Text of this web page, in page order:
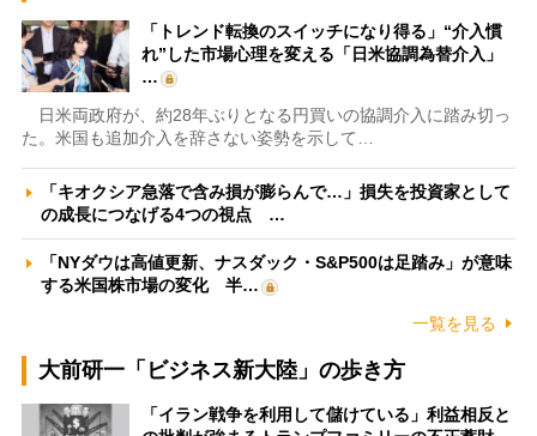
「トレンド転換のスイッチになり得る」“介入慣
れ”した市場心理を変える「日米協調為替介入」
…
日米両政府が、約28年ぶりとなる円買いの協調介入に踏み切っ
た。米国も追加介入を辞さない姿勢を示して…
「キオクシア急落で含み損が膨らんで…」損失を投資家として
の成長につなげる4つの視点 …
「NYダウは高値更新、ナスダック・S&P500は足踏み」が意味
する米国株市場の変化 半…
一覧を見る
大前研一「ビジネス新大陸」の歩き方
「イラン戦争を利用して儲けている」利益相反と